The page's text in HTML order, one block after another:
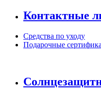
Контактные
Средства по уходу
Подарочные